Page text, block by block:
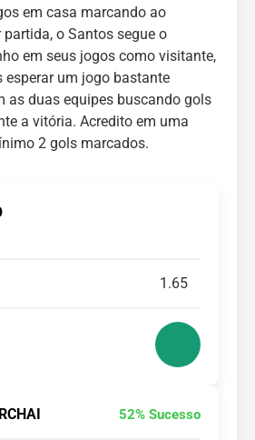
em casa marcando ao
o Santos segue o
em seus jogos como visitante,
esperar um jogo bastante
as duas equipes buscando gols
a vitória. Acredito em uma
2 gols marcados.
1.65
52% Sucesso